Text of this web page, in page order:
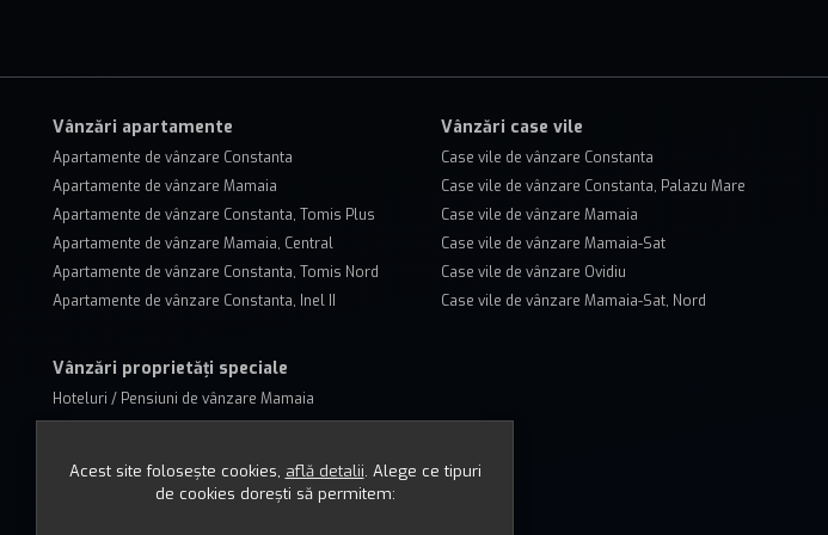
Vânzări apartamente
Apartamente de vânzare Constanta
Apartamente de vânzare Mamaia
Apartamente de vânzare Constanta, Tomis Plus
Apartamente de vânzare Mamaia, Central
Apartamente de vânzare Constanta, Tomis Nord
Apartamente de vânzare Constanta, Inel II
Vânzări case vile
Case vile de vânzare Constanta
Case vile de vânzare Constanta, Palazu Mare
Case vile de vânzare Mamaia
Case vile de vânzare Mamaia-Sat
Case vile de vânzare Ovidiu
Case vile de vânzare Mamaia-Sat, Nord
Vânzări proprietăți speciale
Hoteluri / Pensiuni de vânzare Mamaia
Hoteluri / Pensiuni de vânzare Constanta
Hoteluri / Pensiuni de vânzare Mamaia, Central
Acest site folosește cookies, află detalii. Alege ce tipuri
de cookies dorești să permitem: